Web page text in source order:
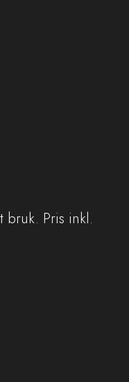
bruk. Pris inkl.